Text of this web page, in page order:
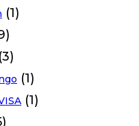
(1)
(3)
(1)
(1)